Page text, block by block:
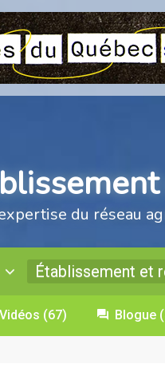
du réseau
Établissement et
Vidéos (67) Blogue